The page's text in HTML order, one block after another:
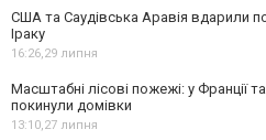
США та Саудівська Аравія вдарили
Іраку
16:26, 29 липня
Масштабні лісові пожежі: у Франції
покинули домівки
13:10, 27 липня